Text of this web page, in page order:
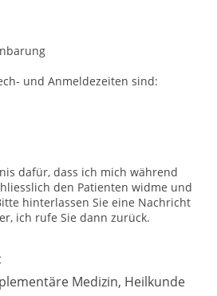
und Anmeldezeiten sind:
dafür, dass ich mich während
den Patienten widme und
hinterlassen Sie eine Nachricht
ich rufe Sie dann zurück.
Medizin, Heilkunde